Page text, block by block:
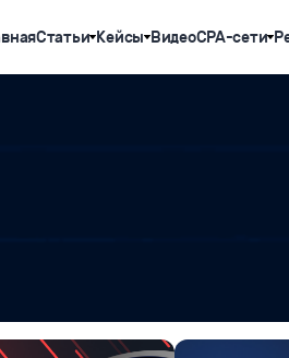
Статьи Кейсы ВидеоCPA-сети